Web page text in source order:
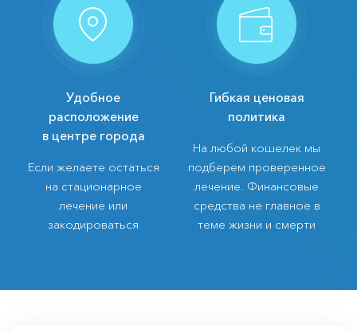
Удобное
расположение
в центре города
Если желаете остаться
на стационарное
лечение или
закодироваться
Гибкая ценовая
политика
На любой кошелек мы
подберем проверенное
лечение. Финансовые
средства не главное в
теме жизни и смерти